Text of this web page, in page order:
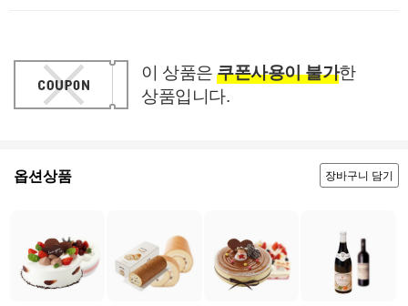
이 상품은 쿠폰사용이 불가한
상품입니다.
옵션상품 장바구니 담기